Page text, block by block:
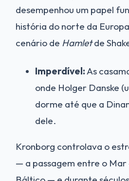
desempenhou um papel
história do norte da
cenário de Hamletde
Imperdível:As
onde Holger Danske
dorme até que a
dele.
Kronborg controlava o
— a passagem entre o